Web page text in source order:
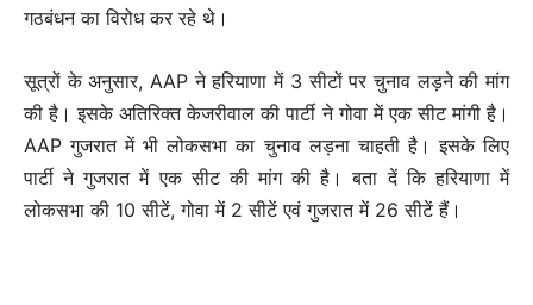
गठबंधन का विरोध कर रहे थे।
सूत्रों के अनुसार, AAP ने हरियाणा में 3 सीटों पर चुनाव लड़ने की मांग
की है। इसके अतिरिक्त केजरीवाल की पार्टी ने गोवा में एक सीट मांगी है।
AAP गुजरात में भी लोकसभा का चुनाव लड़ना चाहती है। इसके लिए
पार्टी ने गुजरात में एक सीट की मांग की है। बता दें कि हरियाणा में
लोकसभा की 10 सीटें, गोवा में 2 सीटें एवं गुजरात में 26 सीटें हैं।